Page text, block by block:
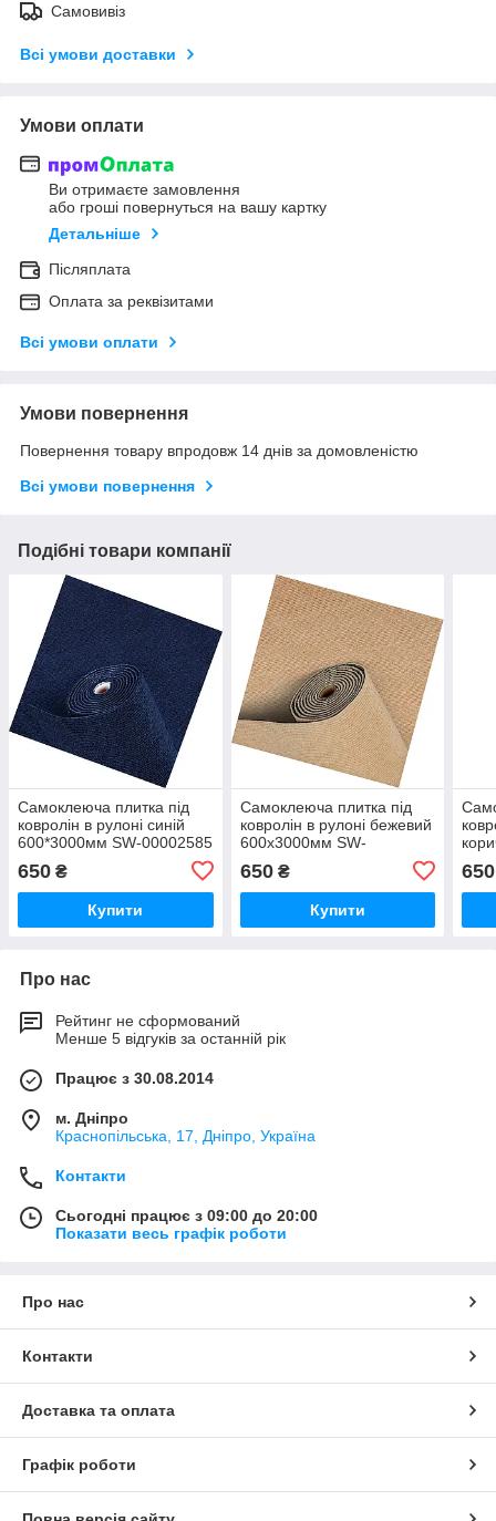
Самовивіз
Всі умови доставки
Умови оплати
Ви отримаєте замовлення
або гроші повернуться на вашу картку
Детальніше
Післяплата
Оплата за реквізитами
Всі умови оплати
Умови повернення
Повернення товару впродовж 14 днів за домовленістю
Всі умови повернення
Подібні товари компанії
Самоклеюча плитка під
ковролін в рулоні синій
600*3000мм SW-00002585
650 ₴
Купити
Самоклеюча плитка під
ковролін в рулоні бежевий
600х3000мм SW-
650₴
Купити
650
Про нас
Рейтинг не сформований
Менше 5 відгуків за останній рік
Працює з 30.08.2014
м. Дніпро
Краснопільська, 17, Дніпро, Україна
Контакти
Сьогодні працює з 09:00 до 20:00
Показати весь графік роботи
Про нас
Контакти
Доставка та оплата
Графік роботи